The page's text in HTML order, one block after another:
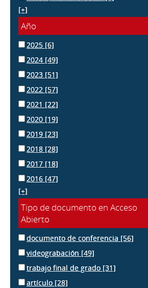
[+]
Año
2025 [6]
2024 [49]
2023 [51]
2022 [57]
2021 [22]
2020 [19]
2019 [23]
2018 [28]
2017 [18]
2016 [47]
[+]
Tipo de documento en Acceso
Abierto
documento de conferencia [56]
videograbación [49]
trabajo final de grado [31]
artículo [28]